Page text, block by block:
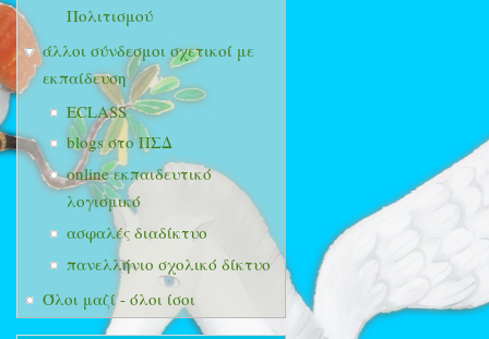
Πολιτισμού
άλλοι σύνδεσμοι σχετικοί με
εκπαίδευση
ECLASS
blogs στο ΠΣΔ
online εκπαιδευτικό
λογισμικό
ασφαλές διαδίκτυο
πανελλήνιο σχολικό δίκτυο
Όλοι μαζί - όλοι ίσοι